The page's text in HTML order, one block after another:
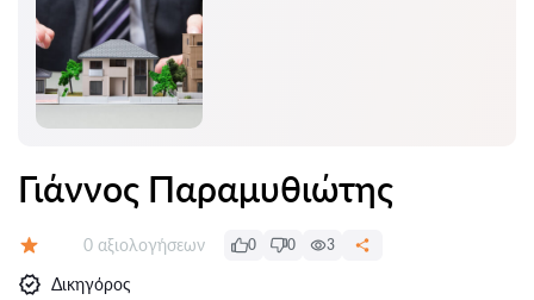
Γιάννος Παραμυθιώτης
Αξιολογήσεις:
0 αξιολογήσεων 0 0 3
Δικηγόρος